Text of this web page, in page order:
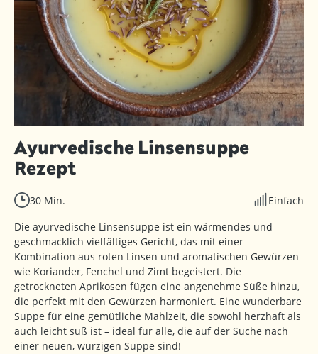
Ayurvedische Linsensuppe
Rezept
30 Min.
Einfach
Die ayurvedische Linsensuppe ist ein wärmendes und
geschmacklich vielfältiges Gericht, das mit einer
Kombination aus roten Linsen und aromatischen Gewürzen
wie Koriander, Fenchel und Zimt begeistert. Die
getrockneten Aprikosen fügen eine angenehme Süße hinzu,
die perfekt mit den Gewürzen harmoniert. Eine wunderbare
Suppe für eine gemütliche Mahlzeit, die sowohl herzhaft als
auch leicht süß ist – ideal für alle, die auf der Suche nach
einer neuen, würzigen Suppe sind!